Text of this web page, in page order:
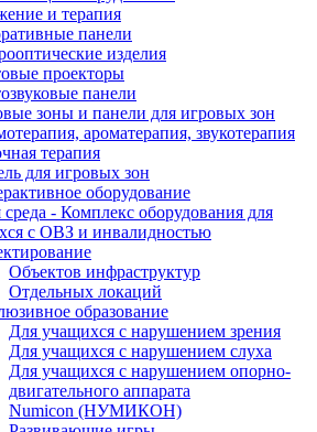
и терапия
панели
изделия
проекторы
панели
зоны и панели для игровых зон
ароматерапия, звукотерапия
терапия
для игровых зон
оборудование
среда - Комплекс оборудования для
с ОВЗ и инвалидностью
Объектов инфраструктур
Отдельных локаций
образование
Для учащихся с нарушением зрения
Для учащихся с нарушением слуха
Для учащихся с нарушением опорно-
двигательного аппарата
Numicon (НУМИКОН)